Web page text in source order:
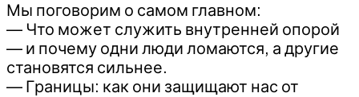
Мы поговорим о самом главном:
— Что может служить внутренней опорой
— и почему одни люди ломаются, а другие
становятся сильнее.
— Границы: как они защищают нас от